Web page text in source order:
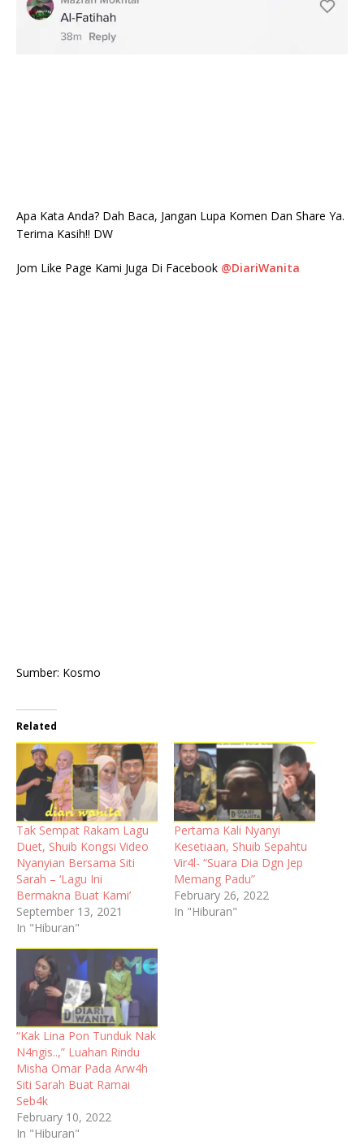
Apa Kata Anda? Dah Baca, Jangan Lupa Komen Dan Share Ya.
Terima Kasih!! DW
Jom Like Page Kami Juga Di Facebook @DiariWanita
Sumber: Kosmo
Related
Tak Sempat Rakam Lagu
Duet, Shuib Kongsi Video
Nyanyian Bersama Siti
Sarah – ‘Lagu Ini
Bermakna Buat Kami’
September 13, 2021
In "Hiburan"
Pertama Kali Nyanyi
Kesetiaan, Shuib Sepahtu
Vir4l- “Suara Dia Dgn Jep
Memang Padu”
February 26, 2022
In "Hiburan"
“Kak Lina Pon Tunduk Nak
N4ngis..,” Luahan Rindu
Misha Omar Pada Arw4h
Siti Sarah Buat Ramai
Seb4k
February 10, 2022
In "Hiburan"